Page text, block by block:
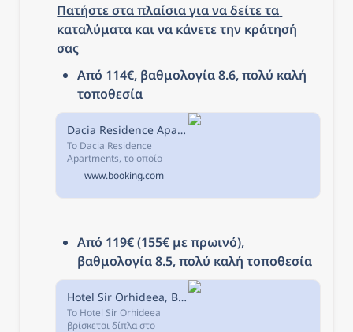
Πατήστε στα πλαίσια για να δείτε τα
καταλύματα και να κάνετε την κράτησή
σας
Από 114€, βαθμολογία 8.6, πολύ καλή
τοποθεσία
Dacia Residence Apartments, Βουκουρέστι, Ρουμανία
Το Dacia Residence
Apartments, το οποίο
βρίσκεται στο
Βουκουρέστι, παρέχει θέα
στην πόλη και δωρεάν WiFi.
www.booking.com
Από 119€ (155€ με πρωινό),
βαθμολογία 8.5, πολύ καλή τοποθεσία
Hotel Sir Orhideea, Βουκουρέστι, Ρουμανία
Το Hotel Sir Orhideea
βρίσκεται δίπλα στο